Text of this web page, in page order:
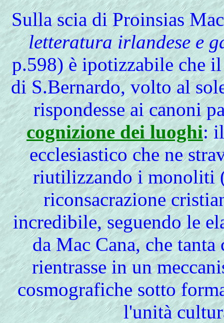
Sullascia di Proinsias
letteratura irlandese e
p.598) è ipotizzabile che
di S.Bernardo, volto al
rispondesse ai canoni
cognizione dei luoghi:
ecclesiastico che ne
riutilizzando i monoliti
riconsacrazione
incredibile, seguendo le
da Mac Cana, che
rientrasse in un
cosmografiche sotto
l'unità